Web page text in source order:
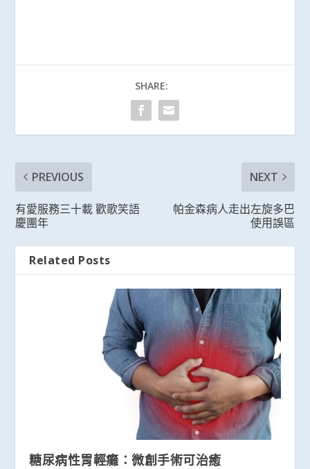
SHARE:
PREVIOUS
有愛服務三十載 歡歌笑語
慶團年
NEXT
帕金森病人走出左旋多巴
使用誤區
Related Posts
糖尿病性胃輕癱：微創手術可治癒